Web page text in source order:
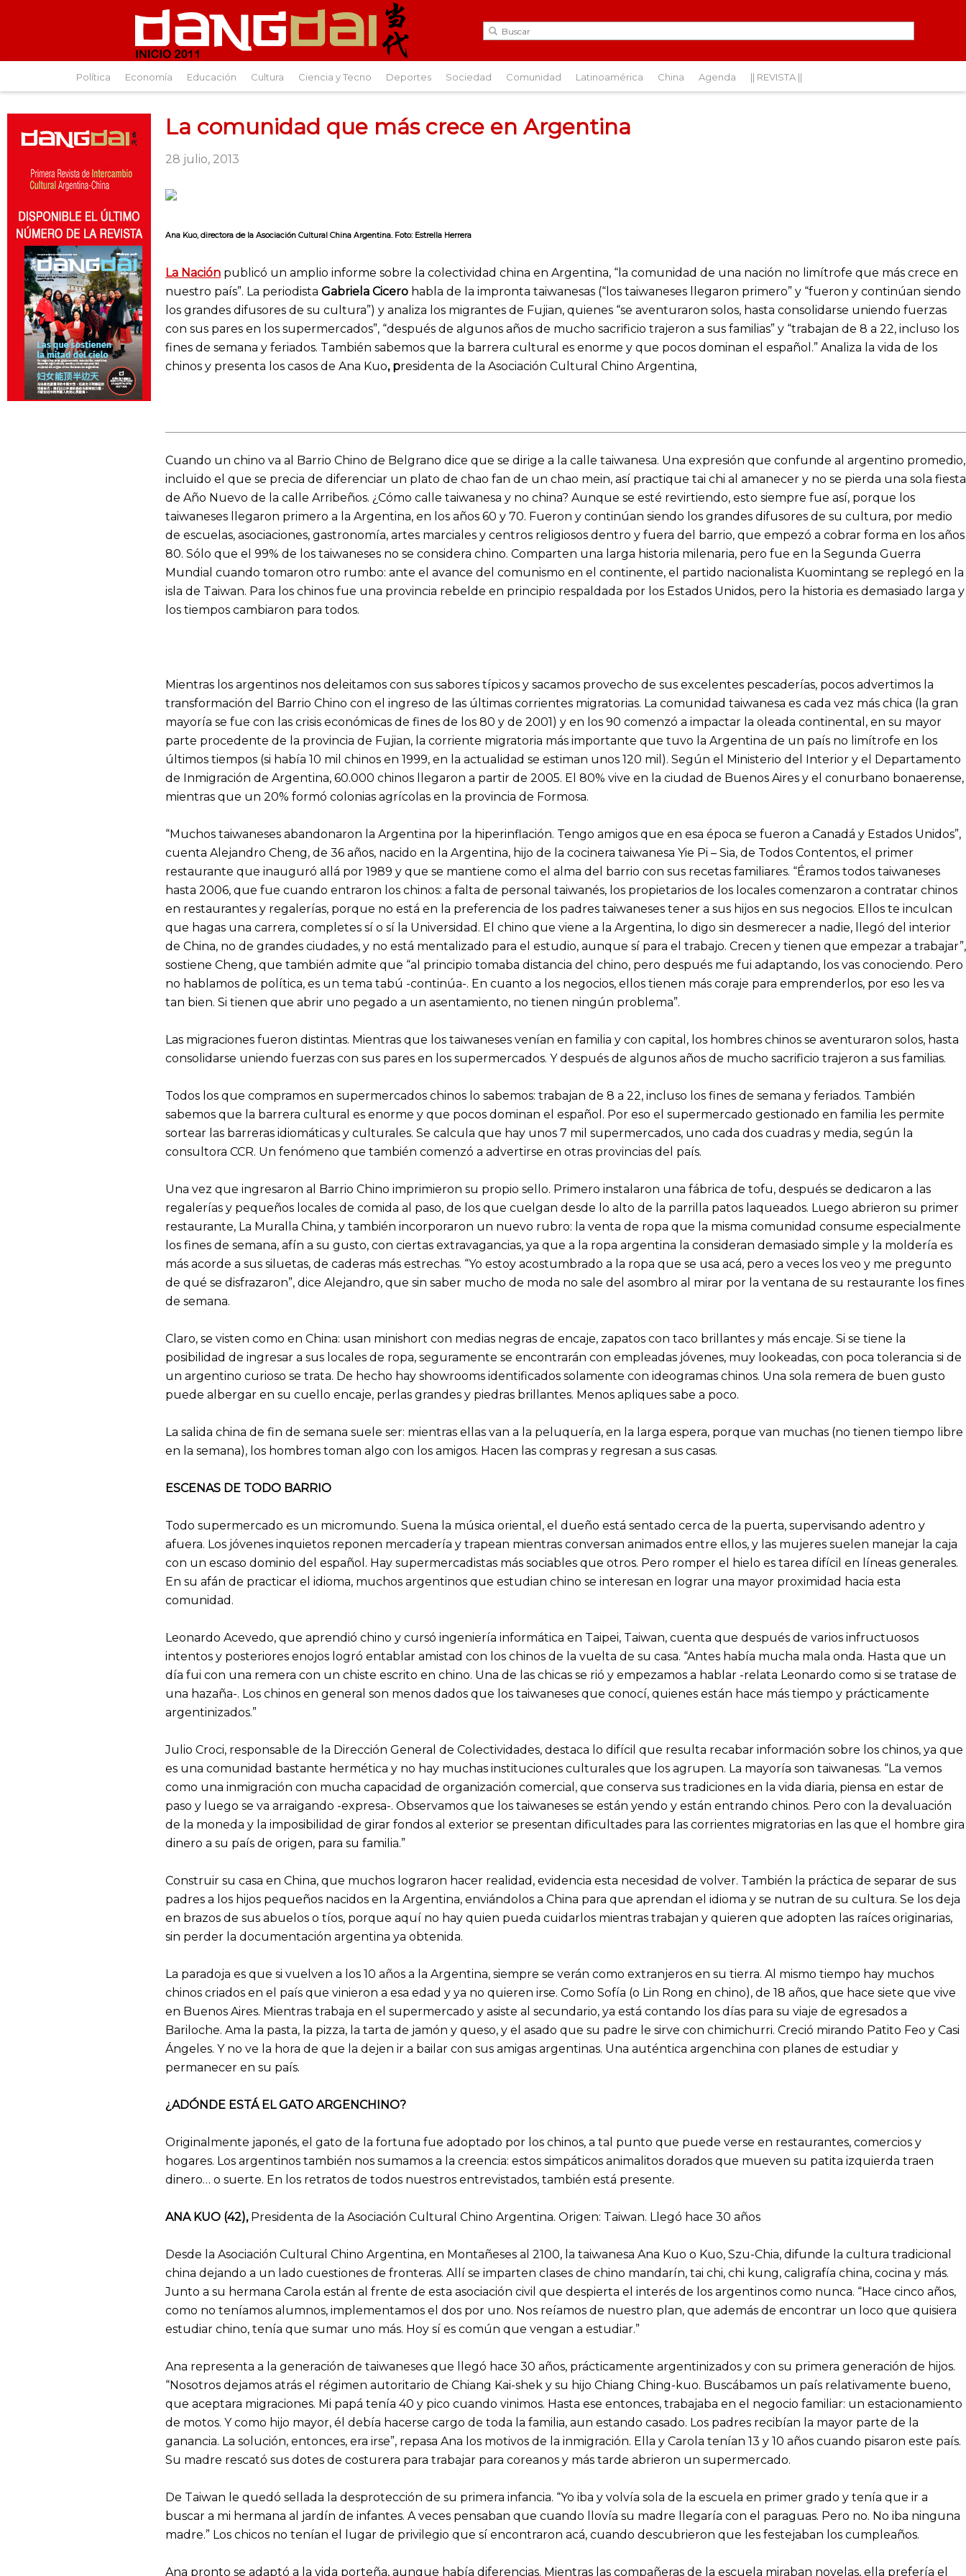
Política Economía Educación Cultura Ciencia y Tecno Deportes Sociedad Comunidad Latinoamérica China Agenda || REVISTA ||
La comunidad que más crece en Argentina
28 julio, 2013
Ana Kuo, directora de la Asociación Cultural China Argentina. Foto: Estrella Herrera
La Nación publicó un amplio informe sobre la colectividad china en Argentina, “la comunidad de una nación no limítrofe que más crece en
nuestro país”. La periodista Gabriela Cicero habla de la impronta taiwanesas (“los taiwaneses llegaron primero” y “fueron y continúan siendo
los grandes difusores de su cultura”) y analiza los migrantes de Fujian, quienes “se aventuraron solos, hasta consolidarse uniendo fuerzas
con sus pares en los supermercados”, “después de algunos años de mucho sacrificio trajeron a sus familias” y “trabajan de 8 a 22, incluso los
fines de semana y feriados. También sabemos que la barrera cultural es enorme y que pocos dominan el español.” Analiza la vida de los
chinos y presenta los casos de Ana Kuo, presidenta de la Asociación Cultural Chino Argentina,
Cuando un chino va al Barrio Chino de Belgrano dice que se dirige a la calle taiwanesa. Una expresión que confunde al argentino promedio,
incluido el que se precia de diferenciar un plato de chao fan de un chao mein, así practique tai chi al amanecer y no se pierda una sola fiesta
de Año Nuevo de la calle Arribeños. ¿Cómo calle taiwanesa y no china? Aunque se esté revirtiendo, esto siempre fue así, porque los
taiwaneses llegaron primero a la Argentina, en los años 60 y 70. Fueron y continúan siendo los grandes difusores de su cultura, por medio
de escuelas, asociaciones, gastronomía, artes marciales y centros religiosos dentro y fuera del barrio, que empezó a cobrar forma en los años
80. Sólo que el 99% de los taiwaneses no se considera chino. Comparten una larga historia milenaria, pero fue en la Segunda Guerra
Mundial cuando tomaron otro rumbo: ante el avance del comunismo en el continente, el partido nacionalista Kuomintang se replegó en la
isla de Taiwan. Para los chinos fue una provincia rebelde en principio respaldada por los Estados Unidos, pero la historia es demasiado larga y
los tiempos cambiaron para todos.
Mientras los argentinos nos deleitamos con sus sabores típicos y sacamos provecho de sus excelentes pescaderías, pocos advertimos la
transformación del Barrio Chino con el ingreso de las últimas corrientes migratorias. La comunidad taiwanesa es cada vez más chica (la gran
mayoría se fue con las crisis económicas de fines de los 80 y de 2001) y en los 90 comenzó a impactar la oleada continental, en su mayor
parte procedente de la provincia de Fujian, la corriente migratoria más importante que tuvo la Argentina de un país no limítrofe en los
últimos tiempos (si había 10 mil chinos en 1999, en la actualidad se estiman unos 120 mil). Según el Ministerio del Interior y el Departamento
de Inmigración de Argentina, 60.000 chinos llegaron a partir de 2005. El 80% vive en la ciudad de Buenos Aires y el conurbano bonaerense,
mientras que un 20% formó colonias agrícolas en la provincia de Formosa.
“Muchos taiwaneses abandonaron la Argentina por la hiperinflación. Tengo amigos que en esa época se fueron a Canadá y Estados Unidos”,
cuenta Alejandro Cheng, de 36 años, nacido en la Argentina, hijo de la cocinera taiwanesa Yie Pi – Sia, de Todos Contentos, el primer
restaurante que inauguró allá por 1989 y que se mantiene como el alma del barrio con sus recetas familiares. “Éramos todos taiwaneses
hasta 2006, que fue cuando entraron los chinos: a falta de personal taiwanés, los propietarios de los locales comenzaron a contratar chinos
en restaurantes y regalerías, porque no está en la preferencia de los padres taiwaneses tener a sus hijos en sus negocios. Ellos te inculcan
que hagas una carrera, completes sí o sí la Universidad. El chino que viene a la Argentina, lo digo sin desmerecer a nadie, llegó del interior
de China, no de grandes ciudades, y no está mentalizado para el estudio, aunque sí para el trabajo. Crecen y tienen que empezar a trabajar”,
sostiene Cheng, que también admite que “al principio tomaba distancia del chino, pero después me fui adaptando, los vas conociendo. Pero
no hablamos de política, es un tema tabú -continúa-. En cuanto a los negocios, ellos tienen más coraje para emprenderlos, por eso les va
tan bien. Si tienen que abrir uno pegado a un asentamiento, no tienen ningún problema”.
Las migraciones fueron distintas. Mientras que los taiwaneses venían en familia y con capital, los hombres chinos se aventuraron solos, hasta
consolidarse uniendo fuerzas con sus pares en los supermercados. Y después de algunos años de mucho sacrificio trajeron a sus familias.
Todos los que compramos en supermercados chinos lo sabemos: trabajan de 8 a 22, incluso los fines de semana y feriados. También
sabemos que la barrera cultural es enorme y que pocos dominan el español. Por eso el supermercado gestionado en familia les permite
sortear las barreras idiomáticas y culturales. Se calcula que hay unos 7 mil supermercados, uno cada dos cuadras y media, según la
consultora CCR. Un fenómeno que también comenzó a advertirse en otras provincias del país.
Una vez que ingresaron al Barrio Chino imprimieron su propio sello. Primero instalaron una fábrica de tofu, después se dedicaron a las
regalerías y pequeños locales de comida al paso, de los que cuelgan desde lo alto de la parrilla patos laqueados. Luego abrieron su primer
restaurante, La Muralla China, y también incorporaron un nuevo rubro: la venta de ropa que la misma comunidad consume especialmente
los fines de semana, afín a su gusto, con ciertas extravagancias, ya que a la ropa argentina la consideran demasiado simple y la moldería es
más acorde a sus siluetas, de caderas más estrechas. “Yo estoy acostumbrado a la ropa que se usa acá, pero a veces los veo y me pregunto
de qué se disfrazaron”, dice Alejandro, que sin saber mucho de moda no sale del asombro al mirar por la ventana de su restaurante los fines
de semana.
Claro, se visten como en China: usan minishort con medias negras de encaje, zapatos con taco brillantes y más encaje. Si se tiene la
posibilidad de ingresar a sus locales de ropa, seguramente se encontrarán con empleadas jóvenes, muy lookeadas, con poca tolerancia si de
un argentino curioso se trata. De hecho hay showrooms identificados solamente con ideogramas chinos. Una sola remera de buen gusto
puede albergar en su cuello encaje, perlas grandes y piedras brillantes. Menos apliques sabe a poco.
La salida china de fin de semana suele ser: mientras ellas van a la peluquería, en la larga espera, porque van muchas (no tienen tiempo libre
en la semana), los hombres toman algo con los amigos. Hacen las compras y regresan a sus casas.
ESCENAS DE TODO BARRIO
Todo supermercado es un micromundo. Suena la música oriental, el dueño está sentado cerca de la puerta, supervisando adentro y
afuera. Los jóvenes inquietos reponen mercadería y trapean mientras conversan animados entre ellos, y las mujeres suelen manejar la caja
con un escaso dominio del español. Hay supermercadistas más sociables que otros. Pero romper el hielo es tarea difícil en líneas generales.
En su afán de practicar el idioma, muchos argentinos que estudian chino se interesan en lograr una mayor proximidad hacia esta
comunidad.
Leonardo Acevedo, que aprendió chino y cursó ingeniería informática en Taipei, Taiwan, cuenta que después de varios infructuosos
intentos y posteriores enojos logró entablar amistad con los chinos de la vuelta de su casa. “Antes había mucha mala onda. Hasta que un
día fui con una remera con un chiste escrito en chino. Una de las chicas se rió y empezamos a hablar -relata Leonardo como si se tratase de
una hazaña-. Los chinos en general son menos dados que los taiwaneses que conocí, quienes están hace más tiempo y prácticamente
argentinizados.”
Julio Croci, responsable de la Dirección General de Colectividades, destaca lo difícil que resulta recabar información sobre los chinos, ya que
es una comunidad bastante hermética y no hay muchas instituciones culturales que los agrupen. La mayoría son taiwanesas. “La vemos
como una inmigración con mucha capacidad de organización comercial, que conserva sus tradiciones en la vida diaria, piensa en estar de
paso y luego se va arraigando -expresa-. Observamos que los taiwaneses se están yendo y están entrando chinos. Pero con la devaluación
de la moneda y la imposibilidad de girar fondos al exterior se presentan dificultades para las corrientes migratorias en las que el hombre gira
dinero a su país de origen, para su familia.”
Construir su casa en China, que muchos lograron hacer realidad, evidencia esta necesidad de volver. También la práctica de separar de sus
padres a los hijos pequeños nacidos en la Argentina, enviándolos a China para que aprendan el idioma y se nutran de su cultura. Se los deja
en brazos de sus abuelos o tíos, porque aquí no hay quien pueda cuidarlos mientras trabajan y quieren que adopten las raíces originarias,
sin perder la documentación argentina ya obtenida.
La paradoja es que si vuelven a los 10 años a la Argentina, siempre se verán como extranjeros en su tierra. Al mismo tiempo hay muchos
chinos criados en el país que vinieron a esa edad y ya no quieren irse. Como Sofía (o Lin Rong en chino), de 18 años, que hace siete que vive
en Buenos Aires. Mientras trabaja en el supermercado y asiste al secundario, ya está contando los días para su viaje de egresados a
Bariloche. Ama la pasta, la pizza, la tarta de jamón y queso, y el asado que su padre le sirve con chimichurri. Creció mirando Patito Feo y Casi
Ángeles. Y no ve la hora de que la dejen ir a bailar con sus amigas argentinas. Una auténtica argenchina con planes de estudiar y
permanecer en su país.
¿ADÓNDE ESTÁ EL GATO ARGENCHINO?
Originalmente japonés, el gato de la fortuna fue adoptado por los chinos, a tal punto que puede verse en restaurantes, comercios y
hogares. Los argentinos también nos sumamos a la creencia: estos simpáticos animalitos dorados que mueven su patita izquierda traen
dinero… o suerte. En los retratos de todos nuestros entrevistados, también está presente.
ANA KUO (42), Presidenta de la Asociación Cultural Chino Argentina. Origen: Taiwan. Llegó hace 30 años
Desde la Asociación Cultural Chino Argentina, en Montañeses al 2100, la taiwanesa Ana Kuo o Kuo, Szu-Chia, difunde la cultura tradicional
china dejando a un lado cuestiones de fronteras. Allí se imparten clases de chino mandarín, tai chi, chi kung, caligrafía china, cocina y más.
Junto a su hermana Carola están al frente de esta asociación civil que despierta el interés de los argentinos como nunca. “Hace cinco años,
como no teníamos alumnos, implementamos el dos por uno. Nos reíamos de nuestro plan, que además de encontrar un loco que quisiera
estudiar chino, tenía que sumar uno más. Hoy sí es común que vengan a estudiar.”
Ana representa a la generación de taiwaneses que llegó hace 30 años, prácticamente argentinizados y con su primera generación de hijos.
“Nosotros dejamos atrás el régimen autoritario de Chiang Kai-shek y su hijo Chiang Ching-kuo. Buscábamos un país relativamente bueno,
que aceptara migraciones. Mi papá tenía 40 y pico cuando vinimos. Hasta ese entonces, trabajaba en el negocio familiar: un estacionamiento
de motos. Y como hijo mayor, él debía hacerse cargo de toda la familia, aun estando casado. Los padres recibían la mayor parte de la
ganancia. La solución, entonces, era irse”, repasa Ana los motivos de la inmigración. Ella y Carola tenían 13 y 10 años cuando pisaron este país.
Su madre rescató sus dotes de costurera para trabajar para coreanos y más tarde abrieron un supermercado.
De Taiwan le quedó sellada la desprotección de su primera infancia. “Yo iba y volvía sola de la escuela en primer grado y tenía que ir a
buscar a mi hermana al jardín de infantes. A veces pensaban que cuando llovía su madre llegaría con el paraguas. Pero no. No iba ninguna
madre.” Los chicos no tenían el lugar de privilegio que sí encontraron acá, cuando descubrieron que les festejaban los cumpleaños.
Ana pronto se adaptó a la vida porteña, aunque había diferencias. Mientras las compañeras de la escuela miraban novelas, ella prefería el